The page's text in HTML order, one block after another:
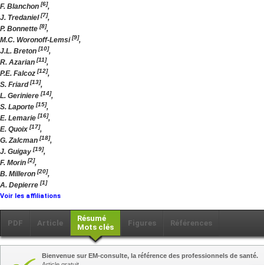
F. Blanchon [6],
J. Tredaniel[7],
P. Bonnette [8],
M.C. Woronoff-Lemsi[9],
J.L. Breton [10],
R. Azarian [11],
P.E. Falcoz [12],
S. Friard[13],
L. Geriniere [14],
S. Laporte [15],
E. Lemarie [16],
E. Quoix [17],
G. Zalcman [18],
J. Guigay [19],
F. Morin [2],
B. Milleron [20],
A. Depierre [1]
Voir les affiliations
PDF Article
Résumé
Mots clés
Figures Références
Bienvenue sur EM-consulte, la référence des professionnels de santé.